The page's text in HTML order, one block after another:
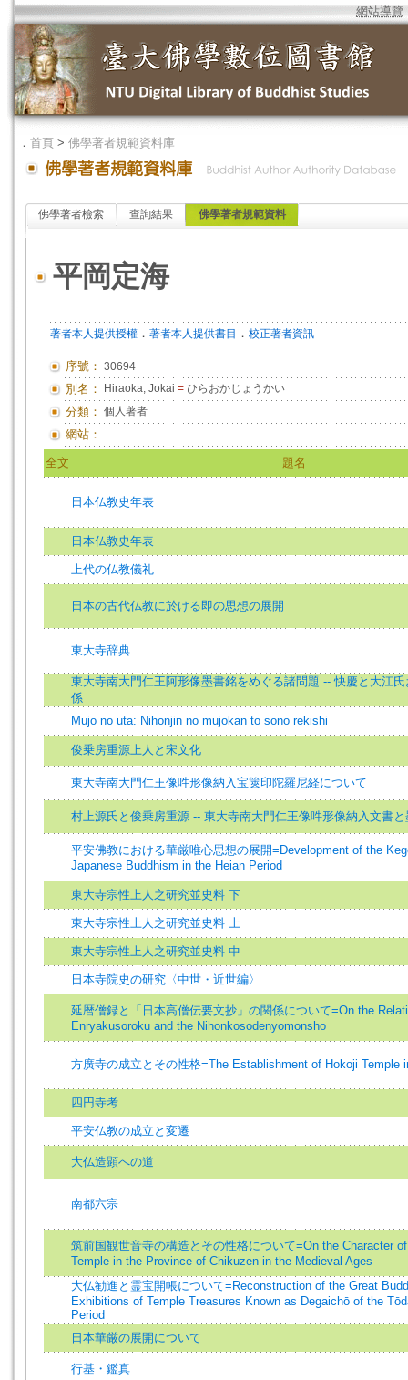
網站導覽
． 首頁 > 佛學著者規範資料庫
佛學著者檢索 查詢結果 佛學著者規範資料
平岡定海
著者本人提供授權 ． 著者本人提供書目 ． 校正著者資訊
序號： 30694
別名： Hiraoka, Jokai = ひらおかじょうかい
分類： 個人著者
網站：
全文 題名
日本仏教史年表
日本仏教史年表
上代の仏教儀礼
日本の古代仏教に於ける即の思想の展開
東大寺辞典
東大寺南大門仁王阿形像墨書銘をめぐる諸問題 -- 快慶と大江
係
Mujo no uta: Nihonjin no mujokan to sono rekishi
俊乗房重源上人と宋文化
東大寺南大門仁王像吽形像納入宝篋印陀羅尼経について
村上源氏と俊乗房重源 -- 東大寺南大門仁王像吽形像納入文書
平安佛教における華厳唯心思想の展開=Development of the
Japanese Buddhism in the Heian Period
東大寺宗性上人之研究並史料 下
東大寺宗性上人之研究並史料 上
東大寺宗性上人之研究並史料 中
日本寺院史の研究〈中世・近世編〉
延暦僧録と「日本高僧伝要文抄」の関係について=On the
Enryakusoroku and the Nihonkosodenyomonsho
方廣寺の成立とその性格=The Establishment of Hokoji Temple
四円寺考
平安仏教の成立と変遷
大仏造顕への道
南都六宗
筑前国観世音寺の構造とその性格について=On the Character
Temple in the Province of Chikuzen in the Medieval Ages
大仏勧進と霊宝開帳について=Reconstruction of the Great
Exhibitions of Temple Treasures Known as Degaichō of the
Period
日本華厳の展開について
行基・鑑真